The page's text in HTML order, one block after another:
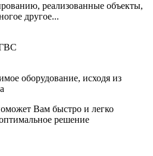
реализованные объекты,
другое...
оборудование, исходя из
Вам быстро и легко
решение